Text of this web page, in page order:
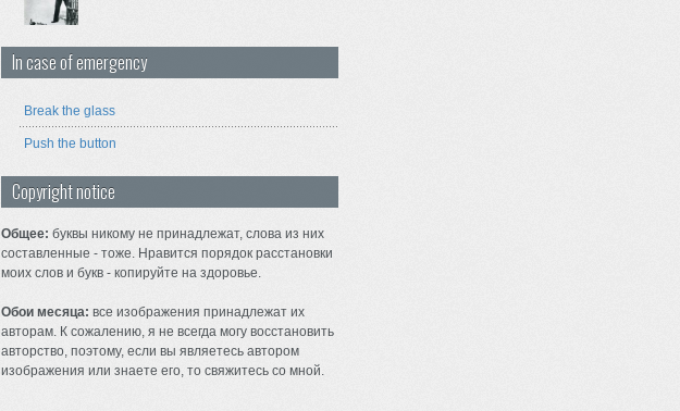
In case of emergency
Break the glass
Push the button
Copyright notice
Общее: буквы никому не принадлежат, слова из них
составленные - тоже. Нравится порядок расстановки
моих слов и букв - копируйте на здоровье.
Обои месяца: все изображения принадлежат их
авторам. К сожалению, я не всегда могу восстановить
авторство, поэтому, если вы являетесь автором
изображения или знаете его, то свяжитесь со мной.